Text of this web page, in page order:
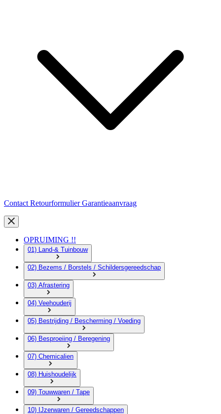
Contact RetourformulierGarantieaanvraag
OPRUIMING !!
01) Land-& Tuinbouw
02) Bezems / Borstels / Schildersgereedschap
03) Afrastering
04) Veehouderij
05) Bestrijding / Bescherming / Voeding
06) Besproeiing / Beregening
07) Chemicalien
08) Huishoudelijk
09) Touwwaren / Tape
10) IJzerwaren / Gereedschappen